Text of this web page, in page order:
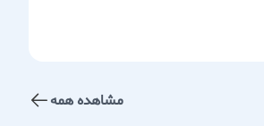
مشاهده همه